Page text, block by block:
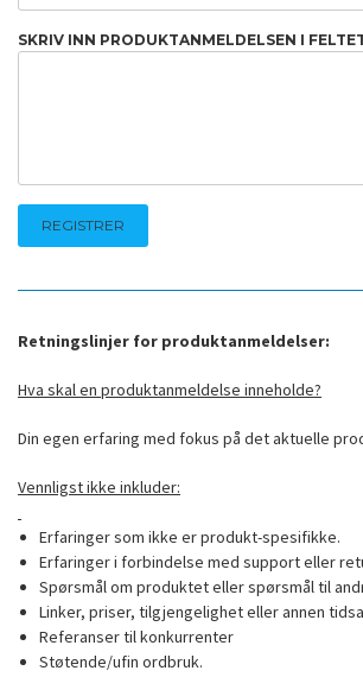
SKRIV INN PRODUKTANMELDELSEN I
Retningslinjer for produktanmeldelser:
Hva skal en produktanmeldelse inneholde?
Din egen erfaring med fokus på det aktuelle
Vennligst ikke inkluder:
Erfaringer som ikke er produkt-spesifikke.
Erfaringer i forbindelse med support eller
Spørsmål om produktet eller spørsmål til
Linker, priser, tilgjengelighet eller annen
Referanser til konkurrenter
Støtende/ufin ordbruk.